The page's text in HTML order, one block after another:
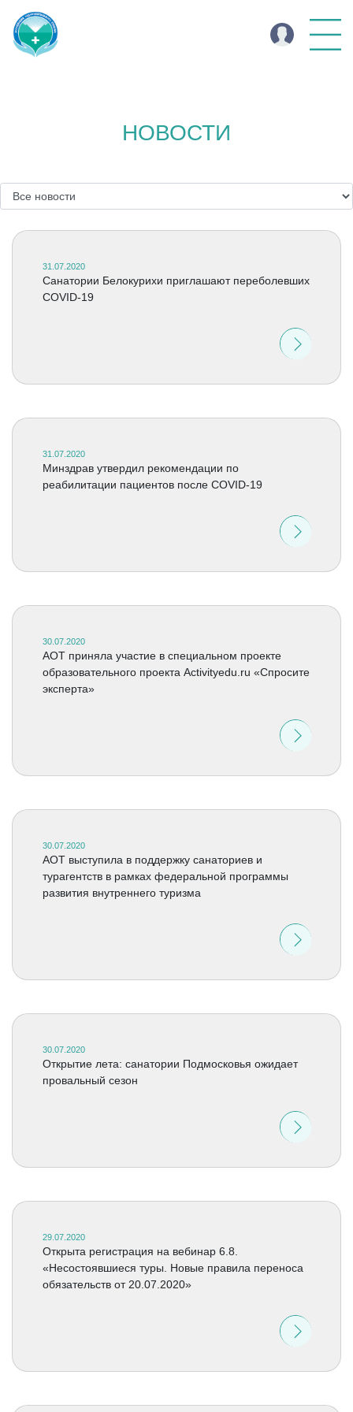
НОВОСТИ
31.07.2020
Санатории Белокурихи приглашают переболевших
COVID-19
31.07.2020
Минздрав утвердил рекомендации по
реабилитации пациентов после COVID-19
30.07.2020
АОТ приняла участие в специальном проекте
образовательного проекта Activityedu.ru «Спросите
эксперта»
30.07.2020
АОТ выступила в поддержку санаториев и
турагентств в рамках федеральной программы
развития внутреннего туризма
30.07.2020
Открытие лета: санатории Подмосковья ожидает
провальный сезон
29.07.2020
Открыта регистрация на вебинар 6.8.
«Несостоявшиеся туры. Новые правила переноса
обязательств от 20.07.2020»